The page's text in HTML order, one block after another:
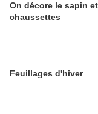
On décore le sapin
chaussettes
Feuillages d'hiver